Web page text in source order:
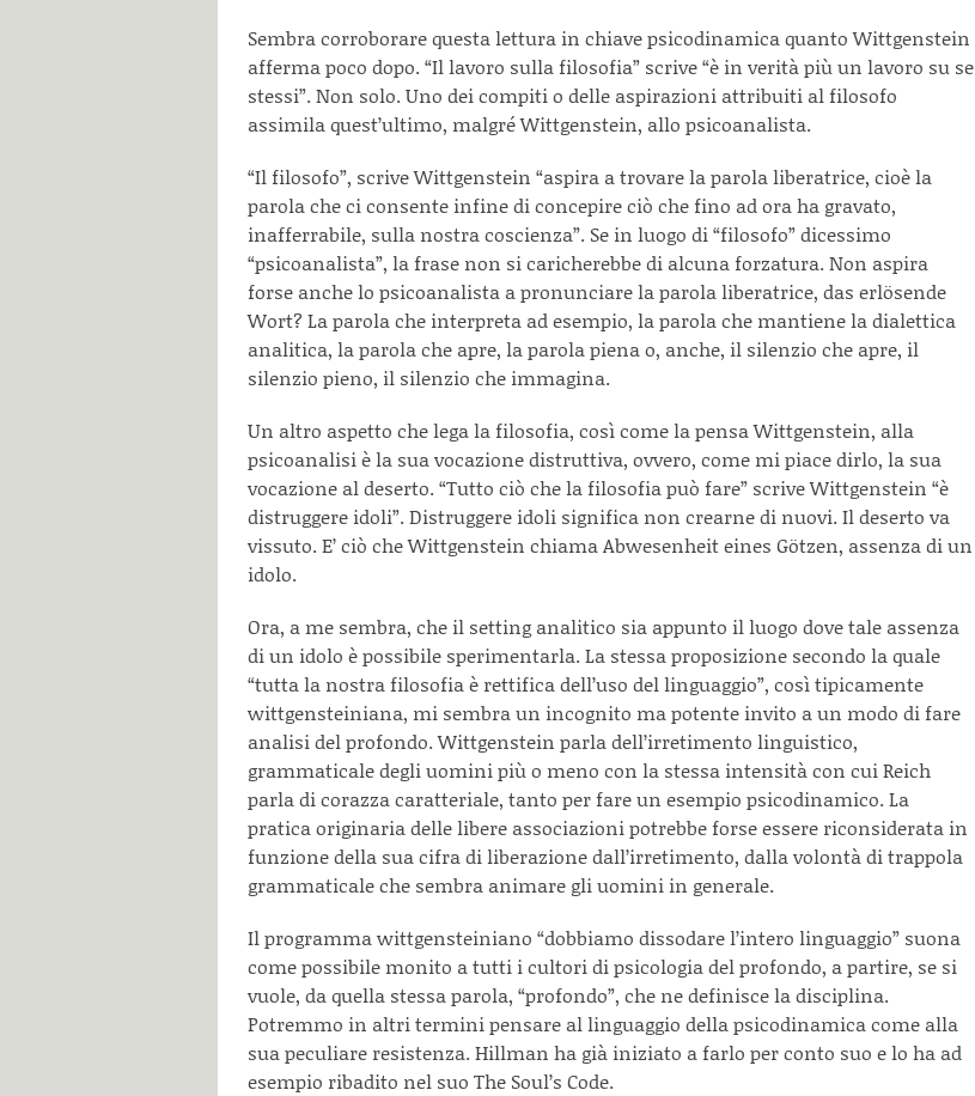
Sembra corroborare questa lettura in chiave psicodinamica quanto Wittgenstein
afferma poco dopo. “Il lavoro sulla filosofia” scrive “è in verità più un lavoro su se
stessi”. Non solo. Uno dei compiti o delle aspirazioni attribuiti al filosofo
assimila quest’ultimo, malgré Wittgenstein, allo psicoanalista.
“Il filosofo”, scrive Wittgenstein “aspira a trovare la parola liberatrice, cioè la
parola che ci consente infine di concepire ciò che fino ad ora ha gravato,
inafferrabile, sulla nostra coscienza”. Se in luogo di “filosofo” dicessimo
“psicoanalista”, la frase non si caricherebbe di alcuna forzatura. Non aspira
forse anche lo psicoanalista a pronunciare la parola liberatrice, das erlösende
Wort? La parola che interpreta ad esempio, la parola che mantiene la dialettica
analitica, la parola che apre, la parola piena o, anche, il silenzio che apre, il
silenzio pieno, il silenzio che immagina.
Un altro aspetto che lega la filosofia, così come la pensa Wittgenstein, alla
psicoanalisi è la sua vocazione distruttiva, ovvero, come mi piace dirlo, la sua
vocazione al deserto. “Tutto ciò che la filosofia può fare” scrive Wittgenstein “è
distruggere idoli”. Distruggere idoli significa non crearne di nuovi. Il deserto va
vissuto. E’ ciò che Wittgenstein chiama Abwesenheit eines Götzen, assenza di un
idolo.
Ora, a me sembra, che il setting analitico sia appunto il luogo dove tale assenza
di un idolo è possibile sperimentarla. La stessa proposizione secondo la quale
“tutta la nostra filosofia è rettifica dell’uso del linguaggio”, così tipicamente
wittgensteiniana, mi sembra un incognito ma potente invito a un modo di fare
analisi del profondo. Wittgenstein parla dell’irretimento linguistico,
grammaticale degli uomini più o meno con la stessa intensità con cui Reich
parla di corazza caratteriale, tanto per fare un esempio psicodinamico. La
pratica originaria delle libere associazioni potrebbe forse essere riconsiderata in
funzione della sua cifra di liberazione dall’irretimento, dalla volontà di trappola
grammaticale che sembra animare gli uomini in generale.
Il programma wittgensteiniano “dobbiamo dissodare l’intero linguaggio” suona
come possibile monito a tutti i cultori di psicologia del profondo, a partire, se si
vuole, da quella stessa parola, “profondo”, che ne definisce la disciplina.
Potremmo in altri termini pensare al linguaggio della psicodinamica come alla
sua peculiare resistenza. Hillman ha già iniziato a farlo per conto suo e lo ha ad
esempio ribadito nel suo The Soul’s Code.